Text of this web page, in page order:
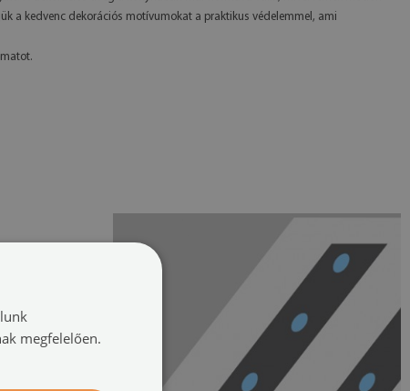
a kedvenc dekorációs motívumokat a praktikus védelemmel, ami
megfelelően.